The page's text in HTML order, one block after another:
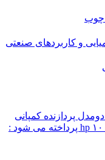
چوب
و کاربردهای صنعتی
پردازنده کمپانی